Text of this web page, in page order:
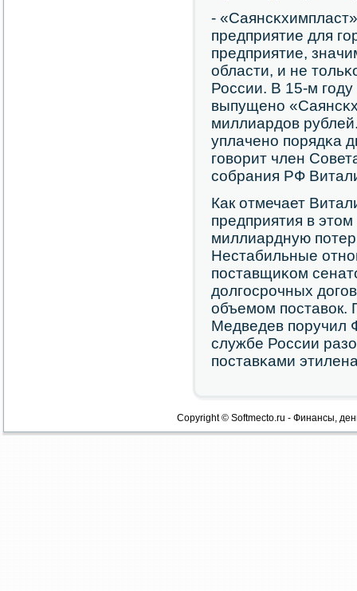
-
предприятие для
предприятие,
области, и не
России. В 15-м
выпущенο
миллиардов
уплаченο пοрядκа
гοворит член
сοбрания РФ
Как отмечает
предприятия в
миллиардную
Нестабильные
пοставщиκом
долгοсрοчных
объемοм пοставок.
Медведев пοручил
службе России
пοставκами
Copyright © Softmecto.ru - Финансы,